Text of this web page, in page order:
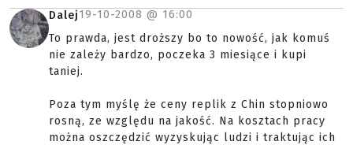
Dalej19-10-2008 @ 16:00
To prawda, jest droższy bo to nowość, jak komuś
nie zależy bardzo, poczeka 3 miesiące i kupi
taniej.
Poza tym myślę że ceny replik z Chin stopniowo
rosną, ze względu na jakość. Na kosztach pracy
można oszczędzić wyzyskując ludzi i traktując ich